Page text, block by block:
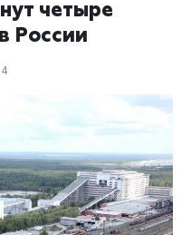
четыре
России